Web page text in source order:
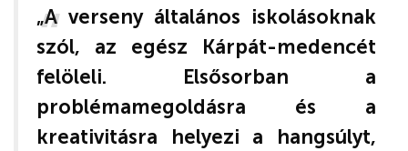
„A verseny általános iskolásoknak
szól, az egész Kárpát-medencét
felöleli. Elsősorban a
problémamegoldásra és a
kreativitásra helyezi a hangsúlyt,